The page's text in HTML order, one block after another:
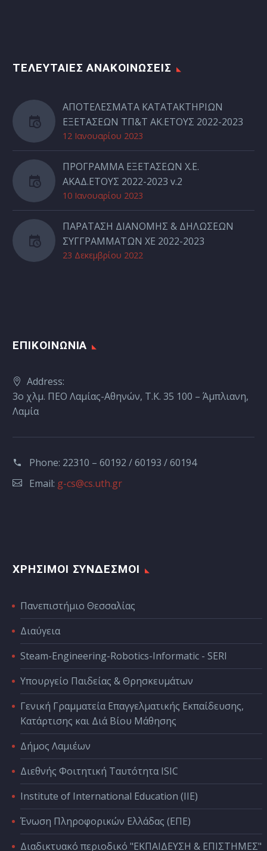
ΤΕΛΕΥΤΑΙΕΣ ΑΝΑΚΟΙΝΩΣΕΙΣ
ΑΠΟΤΕΛΕΣΜΑΤΑ ΚΑΤΑΤΑΚΤΗΡΙΩΝ
ΕΞΕΤΑΣΕΩΝ ΤΠ&Τ ΑΚ.ΕΤΟΥΣ 2022-2023
12 Ιανουαρίου 2023
ΠΡΟΓΡΑΜΜΑ ΕΞΕΤΑΣΕΩΝ Χ.Ε.
ΑΚΑΔ.ΕΤΟΥΣ 2022-2023 v.2
10 Ιανουαρίου 2023
ΠΑΡΑΤΑΣΗ ΔΙΑΝΟΜΗΣ & ΔΗΛΩΣΕΩΝ
ΣΥΓΓΡΑΜΜΑΤΩΝ ΧΕ 2022-2023
23 Δεκεμβρίου 2022
ΕΠΙΚΟΙΝΩΝΙΑ
Address:
3ο χλμ. ΠΕΟ Λαμίας-Αθηνών, Τ.Κ. 35 100 – Άμπλιανη,
Λαμία
Phone: 22310 – 60192 / 60193 / 60194
Email: g-cs@cs.uth.gr
ΧΡΗΣΙΜΟΙ ΣΥΝΔΕΣΜΟΙ
Πανεπιστήμιο Θεσσαλίας
Διαύγεια
Steam-Engineering-Robotics-Informatic - SERI
Υπουργείο Παιδείας & Θρησκευμάτων
Γενική Γραμματεία Επαγγελματικής Εκπαίδευσης,
Κατάρτισης και Διά Βίου Μάθησης
Δήμος Λαμιέων
Διεθνής Φοιτητική Ταυτότητα ISIC
Institute of International Education (IIE)
Ένωση Πληροφορικών Ελλάδας (ΕΠΕ)
Διαδικτυακό περιοδικό "ΕΚΠΑΙΔΕΥΣΗ & ΕΠΙΣΤΗΜΕΣ"